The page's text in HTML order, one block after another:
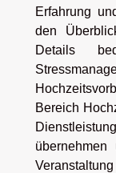
Erfahrung
den
Details
Bereich